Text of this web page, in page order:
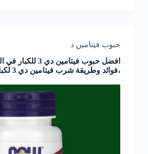
حبوب فيتامين د
افضل حبوب فيتامين دي 3
،فوائد وطريقة شرب فيتامين دي 3 لكبار السن